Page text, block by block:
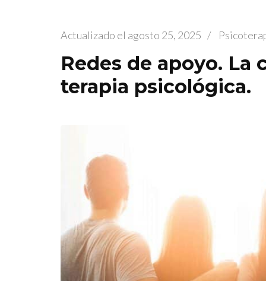
Actualizado el agosto 25, 2025 /
Redes de apoyo. La
terapia psicológica.